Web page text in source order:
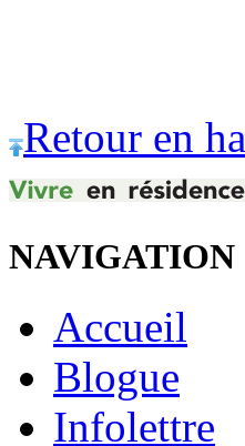
Retour en
NAVIGATION
Accueil
Blogue
Infolettre